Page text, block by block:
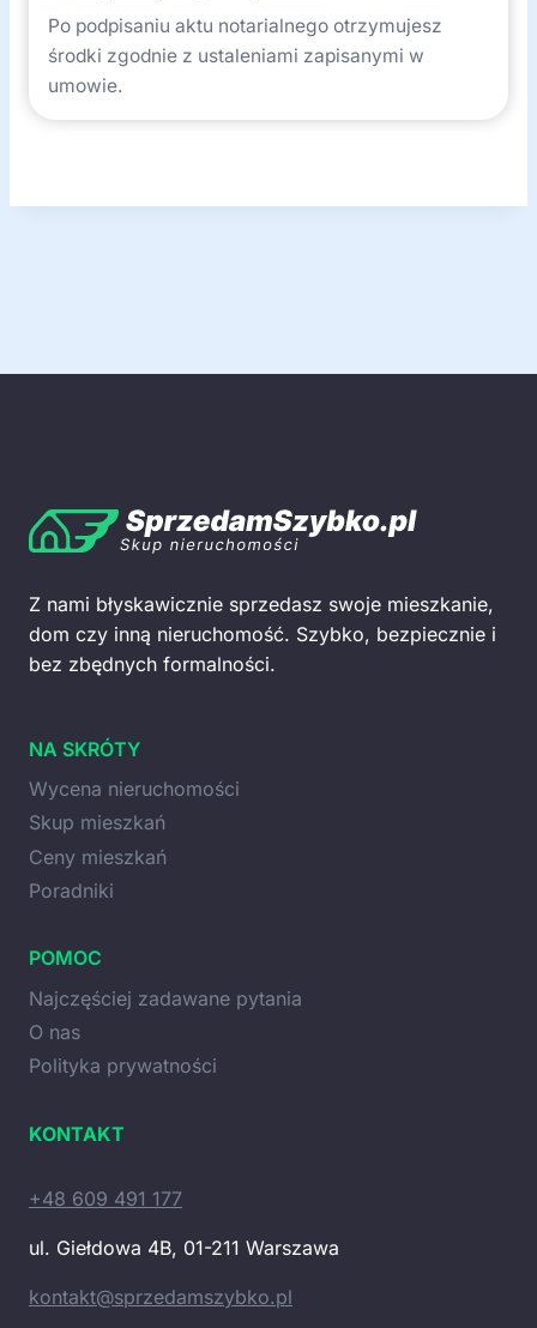
Po podpisaniu aktu notarialnego otrzymujesz
środki zgodnie z ustaleniami zapisanymi w
umowie.
Z nami błyskawicznie sprzedasz swoje mieszkanie,
dom czy inną nieruchomość. Szybko, bezpiecznie i
bez zbędnych formalności.
NA SKRÓTY
Wycena nieruchomości
Skup mieszkań
Ceny mieszkań
Poradniki
POMOC
Najczęściej zadawane pytania
O nas
Polityka prywatności
KONTAKT
+48 609 491 177
ul. Giełdowa 4B, 01-211 Warszawa
kontakt@sprzedamszybko.pl